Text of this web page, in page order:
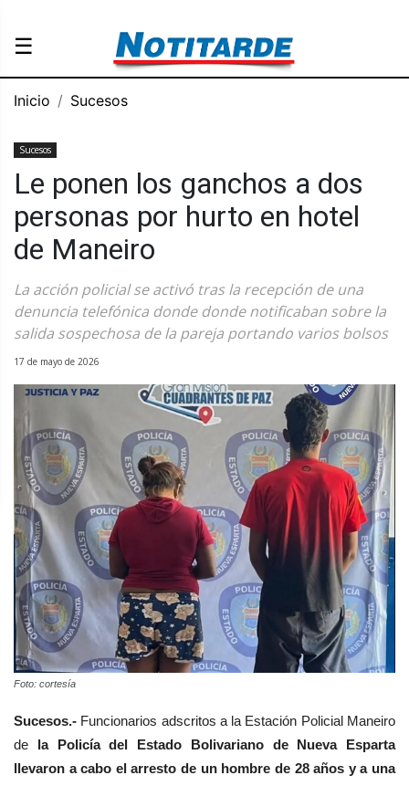
☰
Inicio Sucesos
Sucesos
Le ponen los ganchos a dos
personas por hurto en hotel
de Maneiro
La acción policial se activó tras la recepción de una
denuncia telefónica donde donde notificaban sobre la
salida sospechosa de la pareja portando varios bolsos
17 de mayo de 2026
Foto: cortesía
Sucesos.- Funcionarios adscritos a la Estación Policial Maneiro
de la Policía del Estado Bolivariano de Nueva Esparta
llevaron a cabo el arresto de un hombre de 28 años y a una